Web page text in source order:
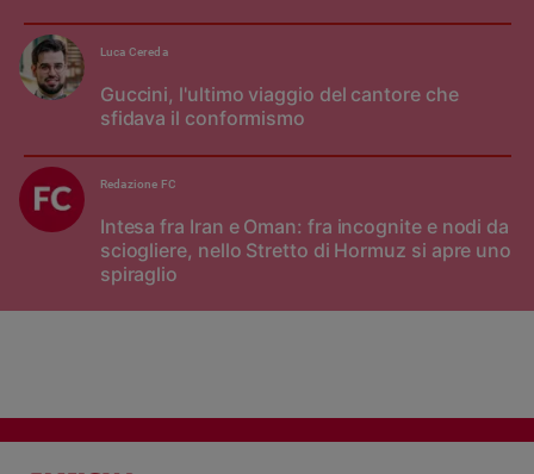
Guccini, l'ultimo viaggio del cantore che
sfidava il conformismo
Luca Cereda
Intesa fra Iran e Oman: fra incognite e nodi da
sciogliere, nello Stretto di Hormuz si apre uno
spiraglio
Redazione FC